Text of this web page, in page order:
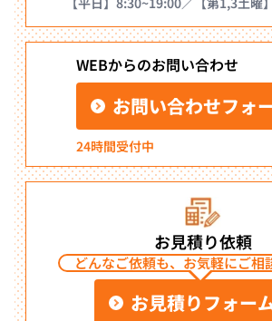
WEBからのお問い合わせ
お問い合わせフォ
24時間受付中
お見積り依頼
どんなご依頼も、お気軽にご相
お見積りフォー